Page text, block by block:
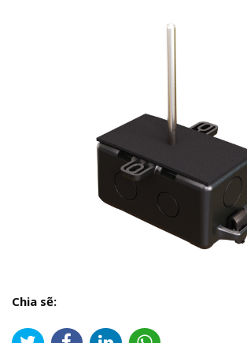
Chia sẽ: